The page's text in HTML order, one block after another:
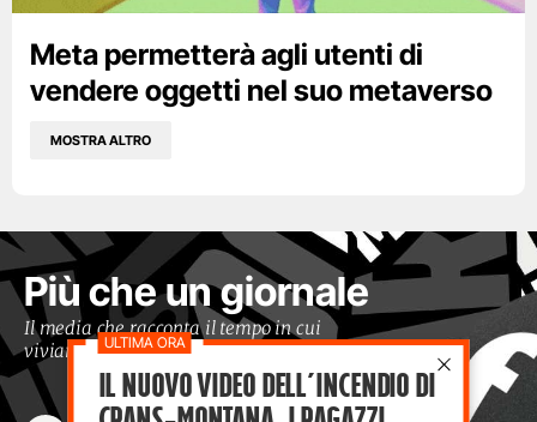
Meta permetterà agli utenti di
vendere oggetti nel suo metaverso
MOSTRA ALTRO
Più che un giornale
Il media che racconta il tempo in cui
viviamo con occhi moderni
Il nuovo video dell’incendio di